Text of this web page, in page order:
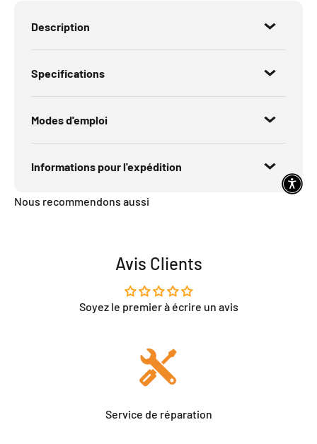
Description
Specifications
Modes d'emploi
Informations pour l'expédition
Nous recommendons aussi
Avis Clients
Soyez le premier à écrire un avis
Service de réparation